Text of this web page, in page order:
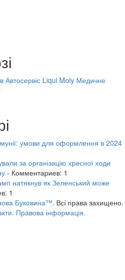
Автосервіс Liqui Moly Медичне
умови для оформлення в 2024
за організацію хресної ходи
- Комментариев: 1
натякнув як Зеленський може
1
Буковина™. Всі права захищено.
Правова інформація.